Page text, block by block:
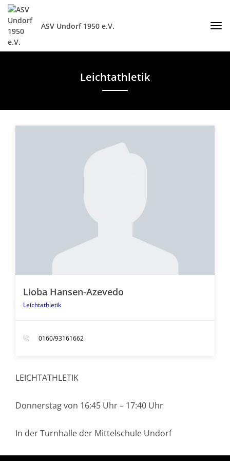
ASV Undorf 1950 e.V.
Leichtathletik
Lioba Hansen-Azevedo
Leichtathletik
0160/93161662
LEICHTATHLETIK
Donnerstag von 16:45 Uhr – 17:40 Uhr
In der Turnhalle der Mittelschule Undorf